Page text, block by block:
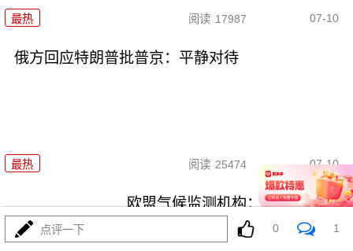
最热 阅读 17987 07-10
俄方回应特朗普批普京：平静对待
最热 阅读 25474 07-10
欧盟气候监测机构：全球经历了
有记录以来第三热6月
点评一下 0 1